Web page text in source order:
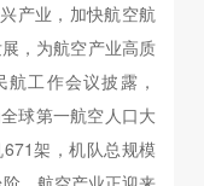
产业，加快航空航
，为航空产业高质
工作会议披露，
球第一航空人口大
架，机队总规模